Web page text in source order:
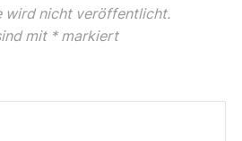
wird nicht veröffentlicht.
mit *markiert